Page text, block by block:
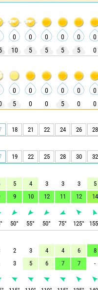
0 0 0 0 0
0
10 5 5 5 5 0
0 0 0 0 0
0
5 0 0 5 0 0
18 21 22 24 26 28
19 22 25 28 30 32
5 4 3 3 3
5
9 10 12 11 12 14
° 50° 55° 50° 75° 125° 155
2 3 4 4 6
8
3 5 6 7 7 -